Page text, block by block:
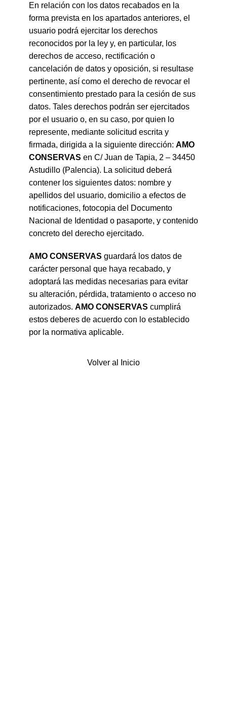
En relación con los datos recabados en la
forma prevista en los apartados anteriores, el
usuario podrá ejercitar los derechos
reconocidos por la ley y, en particular, los
derechos de acceso, rectificación o
cancelación de datos y oposición, si resultase
pertinente, así como el derecho de revocar el
consentimiento prestado para la cesión de sus
datos. Tales derechos podrán ser ejercitados
por el usuario o, en su caso, por quien lo
represente, mediante solicitud escrita y
firmada, dirigida a la siguiente dirección: AMO
CONSERVAS en C/ Juan de Tapia, 2 – 34450
Astudillo (Palencia). La solicitud deberá
contener los siguientes datos: nombre y
apellidos del usuario, domicilio a efectos de
notificaciones, fotocopia del Documento
Nacional de Identidad o pasaporte, y contenido
concreto del derecho ejercitado.
AMO CONSERVAS guardará los datos de
carácter personal que haya recabado, y
adoptará las medidas necesarias para evitar
su alteración, pérdida, tratamiento o acceso no
autorizados. AMO CONSERVAS cumplirá
estos deberes de acuerdo con lo establecido
por la normativa aplicable.
Volver al Inicio